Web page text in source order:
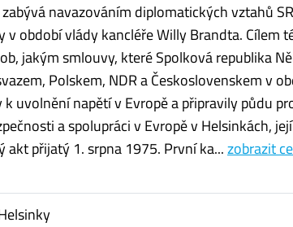
navazováním diplomatických vztahů
v období vlády kancléře Willy Brandta. Cílem
jakým smlouvy, které Spolková republika
Polskem, NDR a Československem v
uvolnění napětí v Evropě a připravily půdu
a spolupráci v Evropě v Helsinkách,
akt přijatý 1. srpna 1975. První ka...zobrazit